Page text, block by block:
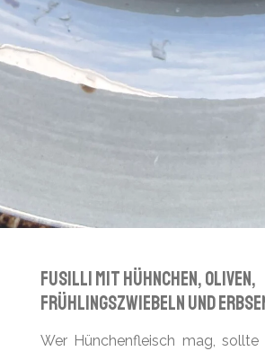
Fusilli mit hühnchen, Oliven,
Frühlingszwiebeln und
Wer Hünchenfleisch mag, sollte